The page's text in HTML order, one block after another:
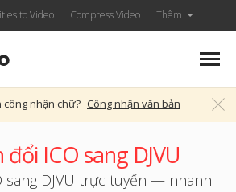
to Video Compress Video Thêm
công nhận chữ? Công nhận văn bản
đổi ICO sang DJVU
sang DJVU trực tuyến — nhanh